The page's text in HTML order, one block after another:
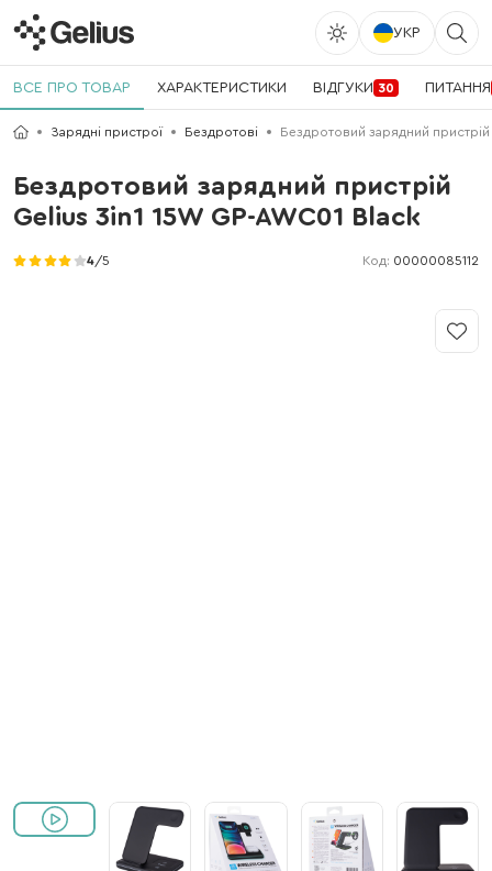
УКР
ВСЕ ПРО ТОВАР ХАРАКТЕРИСТИКИ ВІДГУКИ 30 ПИТАННЯ
Зарядні пристрої Бездротові Бездротовий зарядний
Бездротовий зарядний пристрій
Gelius 3in1 15W GP-AWC01 Black
4/5 Код: 00000085112